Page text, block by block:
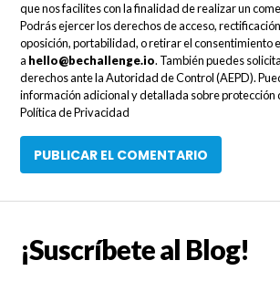
que nos facilites con la finalidad de realizar un
Podrás ejercer los derechos de acceso,
oposición, portabilidad, o retirar el consentimiento
a hello@bechallenge.io. También puedes
derechos ante la Autoridad de Control (AEPD).
información adicional y detallada sobre protección
Política de Privacidad
¡Suscríbete al Blog!